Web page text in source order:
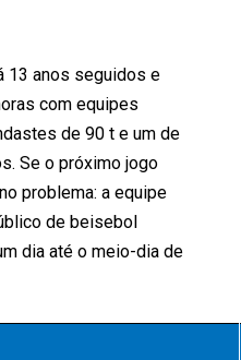
13 anos seguidos e
com equipes
de 90 t e um de
Se o próximo jogo
problema: a equipe
de beisebol
dia até o meio-dia de